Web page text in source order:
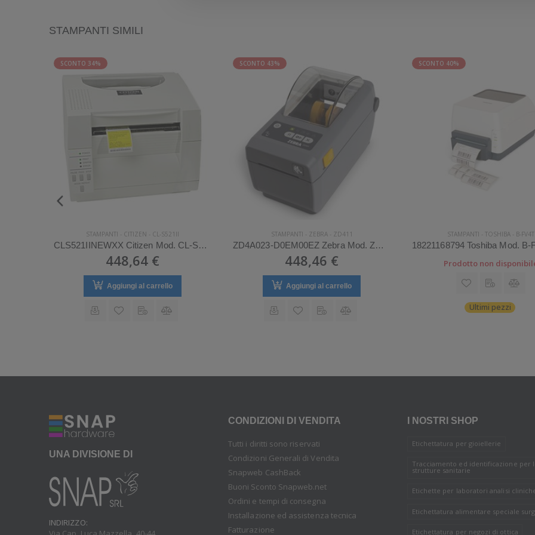
STAMPANTI SIMILI
SCONTO 34%
STAMPANTI - CITIZEN - CL-S521II
CLS521IINEWXX Citizen Mod. CL-S521II. Stampante di etichette.
448,64 €
Aggiungi al carrello
SCONTO 43%
STAMPANTI - ZEBRA- ZD411
ZD4A023-D0EM00EZ Zebra Mod. ZD411. Stampante di etichette.
448,46 €
Aggiungi al carrello
SCONTO 40%
STAMPANTI - TOSHIBA - B-FV4T
Prodotto non
Ultimi pezzi
UNA DIVISIONE DI
INDIRIZZO:
CONDIZIONI DI VENDITA
Tutti i diritti sono riservati
Condizioni Generali di Vendita
Snapweb CashBack
Buoni Sconto Snapweb.net
Ordini e tempi di consegna
Installazione ed assistenza tecnica
Fatturazione
I NOSTRI SHOP
Etichettatura per gioiellerie
Tracciamento ed identificazione per
strutture sanitarie
Etichette per laboratori analisi
Etichettatura alimentare speciale
Etichettatura per negozi di ottica